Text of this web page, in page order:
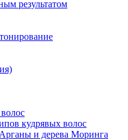
результатом
кудрявых волос
и дерева Моринга